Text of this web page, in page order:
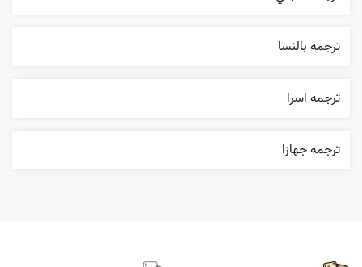
ترجمه بالنسا
ترجمه اسرا
ترجمه جهازا